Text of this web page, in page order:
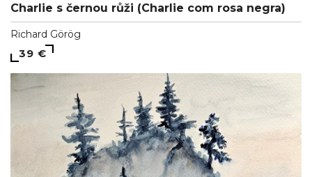
Charlie s černou růži (Charlie com rosa negra)
Richard Görög
39 €